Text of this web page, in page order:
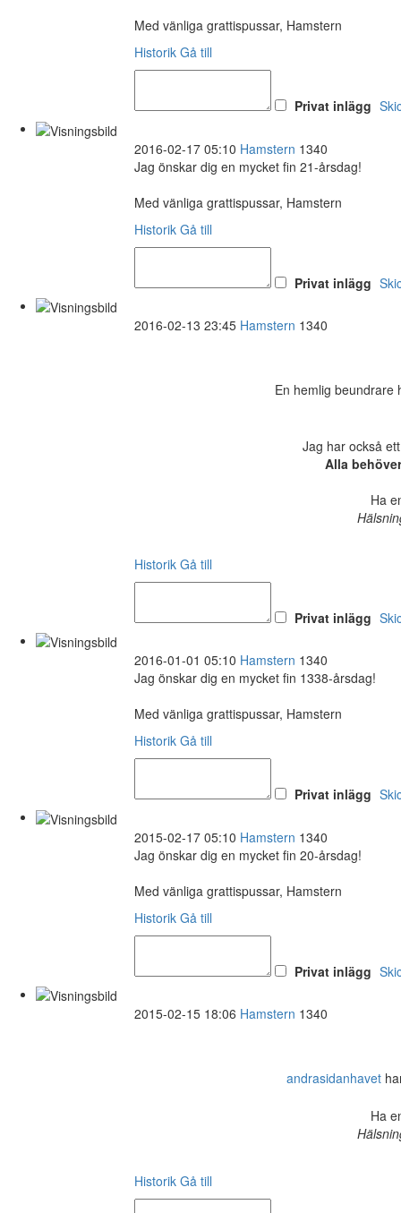
Med vänliga grattispussar, Hamstern
Historik Gå till
Privat inlägg
2016-02-17 05:10 Hamstern 1340
Jag önskar dig en mycket fin 21-årsdag!
Med vänliga grattispussar, Hamstern
Historik Gå till
Privat inlägg
2016-02-13 23:45 Hamstern 1340
En hemlig beundrare
Jag har också
Alla
Ha
Historik Gå till
Privat inlägg
2016-01-01 05:10 Hamstern 1340
Jag önskar dig en mycket fin 1338-årsdag!
Med vänliga grattispussar, Hamstern
Historik Gå till
Privat inlägg
2015-02-17 05:10 Hamstern 1340
Jag önskar dig en mycket fin 20-årsdag!
Med vänliga grattispussar, Hamstern
Historik Gå till
Privat inlägg
2015-02-15 18:06 Hamstern 1340
andrasidanhavet
Ha
Historik Gå till